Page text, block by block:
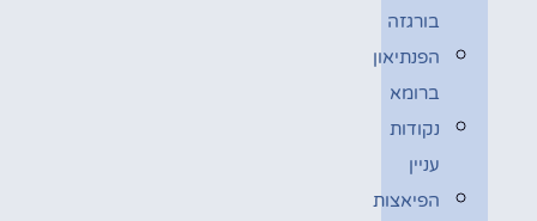
בורגזה
הפנתיאון
ברומא
נקודות
עניין
הפיאצות